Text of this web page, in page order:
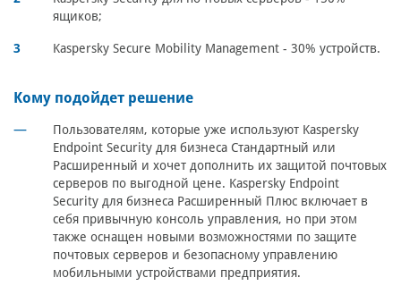
ящиков;
Kaspersky Secure Mobility Management - 30% устройств.
Кому подойдет решение
Пользователям, которые уже используют Kaspersky
Endpoint Security для бизнеса Стандартный или
Расширенный и хочет дополнить их защитой почтовых
серверов по выгодной цене. Kaspersky Endpoint
Security для бизнеса Расширенный Плюс включает в
себя привычную консоль управления, но при этом
также оснащен новыми возможностями по защите
почтовых серверов и безопасному управлению
мобильными устройствами предприятия.